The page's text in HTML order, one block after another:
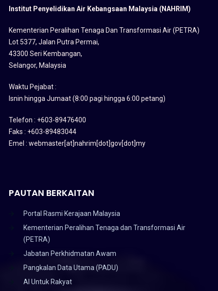
Institut Penyelidikan Air Kebangsaan Malaysia (NAHRIM)
Kementerian Peralihan Tenaga Dan Transformasi Air (PETRA)
Lot 5377, Jalan Putra Permai,
43300 Seri Kembangan,
Selangor, Malaysia
Waktu Pejabat :
Isnin hingga Jumaat (8:00 pagi hingga 6:00 petang)
Telefon : +603-89476400
Faks : +603-89483044
Emel : webmaster[at]nahrim[dot]gov[dot]my
PAUTAN BERKAITAN
Portal Rasmi Kerajaan Malaysia
Kementerian Peralihan Tenaga dan Transformasi Air
(PETRA)
Jabatan Perkhidmatan Awam
Pangkalan Data Utama (PADU)
AI Untuk Rakyat